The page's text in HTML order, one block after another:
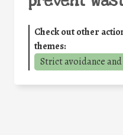
Check out other
themes:
Strict avoidance